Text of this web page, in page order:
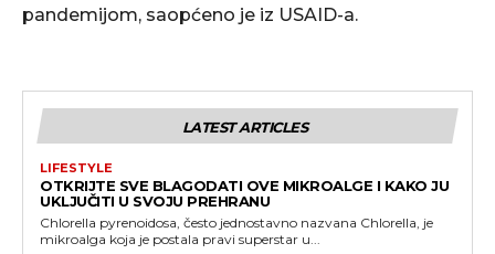
pandemijom, saopćeno je iz USAID-a.
LATEST ARTICLES
LIFESTYLE
OTKRIJTE SVE BLAGODATI OVE MIKROALGE I KAKO JU
UKLJUČITI U SVOJU PREHRANU
Chlorella pyrenoidosa, često jednostavno nazvana Chlorella, je
mikroalga koja je postala pravi superstar u...